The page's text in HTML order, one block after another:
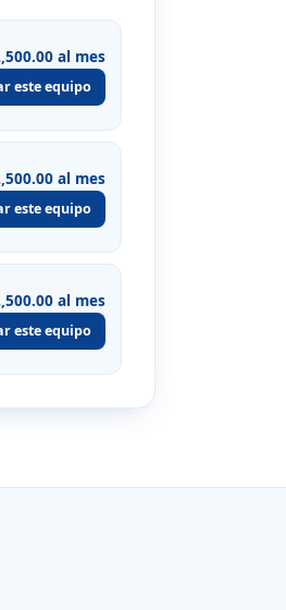
al mes
este equipo
al mes
este equipo
al mes
este equipo